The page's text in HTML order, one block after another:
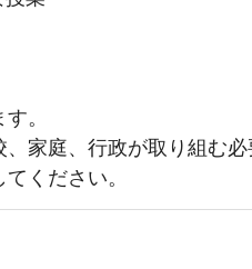
。
家庭、行政が取り組む必
ください。